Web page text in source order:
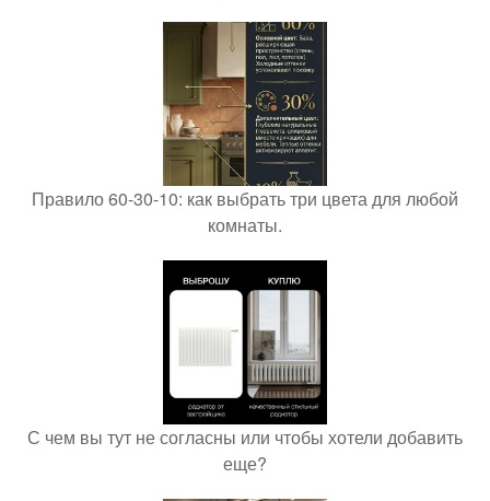
Правило 60-30-10: как выбрать три цвета для любой
комнаты.
С чем вы тут не согласны или чтобы хотели добавить
еще?